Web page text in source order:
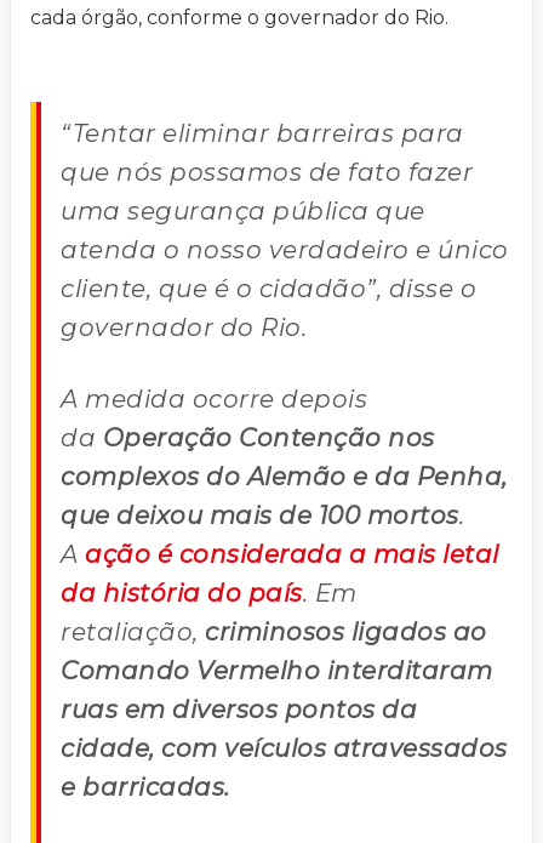
cada órgão, conforme o governador do Rio.
“Tentar eliminar barreiras para
que nós possamos de fato fazer
uma segurança pública que
atenda o nosso verdadeiro e único
cliente, que é o cidadão”, disse o
governador do Rio.
A medida ocorre depois
da Operação Contenção nos
complexos do Alemão e da Penha,
que deixou mais de 100 mortos.
A ação é considerada a mais letal
da história do país. Em
retaliação, criminosos ligados ao
Comando Vermelho interditaram
ruas em diversos pontos da
cidade, com veículos atravessados
e barricadas.